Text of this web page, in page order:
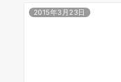
2015年3月23日